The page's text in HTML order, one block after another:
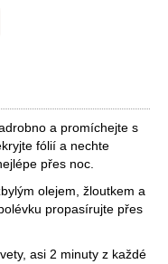
a promíchejte s
fólií a nechte
přes noc.
olejem, žloutkem a
propasírujte přes
asi 2 minuty z každé